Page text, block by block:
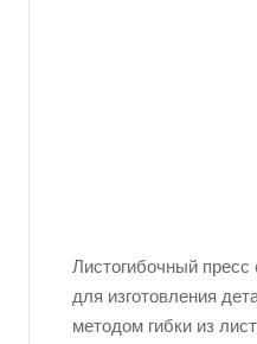
Листогибочный
для изготовления
методом гибки из